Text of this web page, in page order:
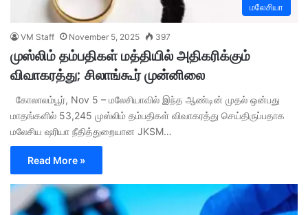
மலேசியா
VM Staff November 5, 2025 397
முஸ்லிம் தம்பதிகள் மத்தியில் அதிகரிக்கும்
விவாகரத்து; சிலாங்கூர் முன்னிலை
கோலாலம்பூர், Nov 5 – மலேசியாவில் இந்த ஆண்டின் முதல் ஒன்பது
மாதங்களில் 53,245 முஸ்லிம் தம்பதிகள் விவாகரத்து செய்திருப்பதாக
மலேசிய ஷரியா நீதித்துறையான JKSM…
Read More »